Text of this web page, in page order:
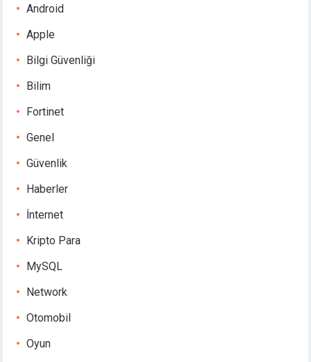
Android
Apple
Bilgi Güvenliği
Bilim
Fortinet
Genel
Güvenlik
Haberler
İnternet
Kripto Para
MySQL
Network
Otomobil
Oyun